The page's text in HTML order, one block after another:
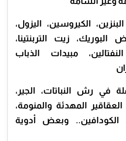
الكيروسين، اليزول،
زيت التربنتينا،
مبيدات الذباب
في رش النباتات، الجير،
العقاقير المهدئة والمنومة،
الكودافين.. وبعض أدوية